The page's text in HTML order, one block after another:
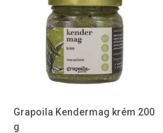
Grapoila Kendermag krém 200
g